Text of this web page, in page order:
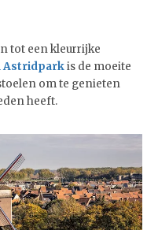
tot een kleurrijke
Astridparkis de moeite
om te genieten
heeft.